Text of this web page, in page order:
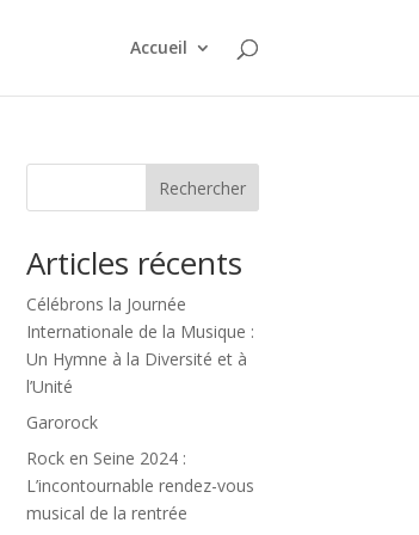
Accueil
Rechercher
Articles récents
Célébrons la Journée
Internationale de la Musique :
Un Hymne à la Diversité et à
l’Unité
Garorock
Rock en Seine 2024 :
L’incontournable rendez-vous
musical de la rentrée